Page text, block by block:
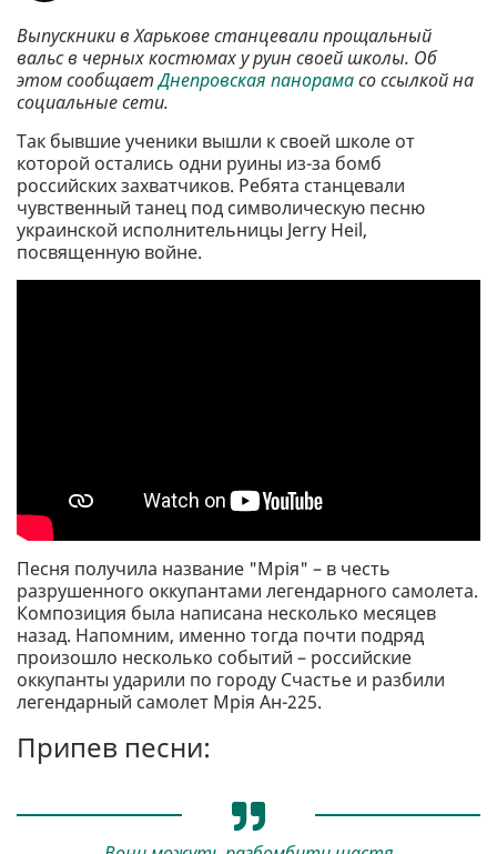
Выпускники в Харькове станцевали прощальный
вальс в черных костюмах у руин своей школы. Об
этом сообщаетДнепровская панорамасо ссылкой на
социальные сети.
Так бывшие ученики вышли к своей школе от
которой остались одни руины из-за бомб
российских захватчиков. Ребята станцевали
чувственный танец под символическую песню
украинской исполнительницы Jerry Heil,
посвященную войне.
Песня получила название "Мрія" – в честь
разрушенного оккупантами легендарного самолета.
Композиция была написана несколько месяцев
назад. Напомним, именно тогда почти подряд
произошло несколько событий – российские
оккупанты ударили по городу Счастье и разбили
легендарный самолет Мрія Ан-225.
Припев песни: